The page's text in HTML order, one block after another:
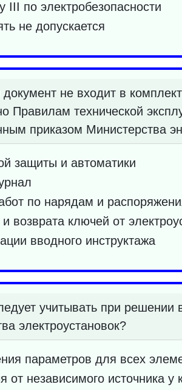
по электробезопасности
не допускается
документ не входит в
Правилам технической
приказом Министерства
защиты и автоматики
по нарядам и
возврата ключей от
вводного инструктажа
учитывать при решении
электроустановок?
параметров для всех
от независимого источника